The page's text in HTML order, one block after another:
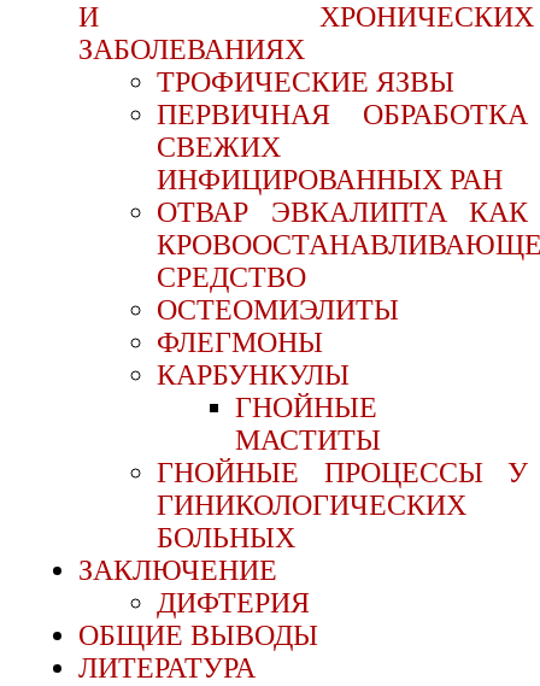
И ХРОНИЧЕСКИХ
ЗАБОЛЕВАНИЯХ
ТРОФИЧЕСКИЕ ЯЗВЫ
ПЕРВИЧНАЯ ОБРАБОТКА
СВЕЖИХ
ИНФИЦИРОВАННЫХ РАН
ОТВАР ЭВКАЛИПТА КАК
СРЕДСТВО
ОСТЕОМИЭЛИТЫ
ФЛЕГМОНЫ
КАРБУНКУЛЫ
ГНОЙНЫЕ
МАСТИТЫ
ГНОЙНЫЕ ПРОЦЕССЫ У
ГИНИКОЛОГИЧЕСКИХ
БОЛЬНЫХ
ЗАКЛЮЧЕНИЕ
ДИФТЕРИЯ
ОБЩИЕ ВЫВОДЫ
ЛИТЕРАТУРА